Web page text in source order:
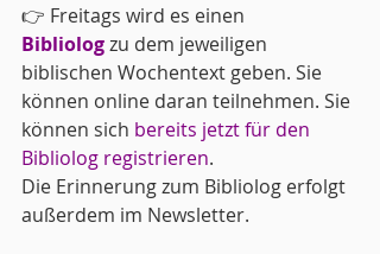
👉 Freitags wird es einen
Bibliolog zu dem jeweiligen
biblischen Wochentext geben. Sie
können online daran teilnehmen. Sie
können sich bereits jetzt für den
Bibliolog registrieren.
Die Erinnerung zum Bibliolog erfolgt
außerdem im Newsletter.